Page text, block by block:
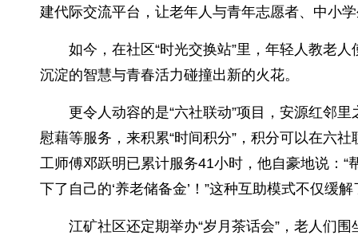
建代际交流平台，让老年人与青年志愿者、中小
如今，在社区“时光交换站”里，年轻人教老
沉淀的智慧与青春活力碰撞出新的火花。
更令人动容的是“六社联动”项目，安源红邻
慰藉等服务，来积累“时间积分”，积分可以在六
工师傅邓跃明已累计服务41小时，他自豪地说：
下了自己的‘养老储备金’！”这种互助模式不仅缓
江矿社区还定期举办“岁月茶话会”，老人们